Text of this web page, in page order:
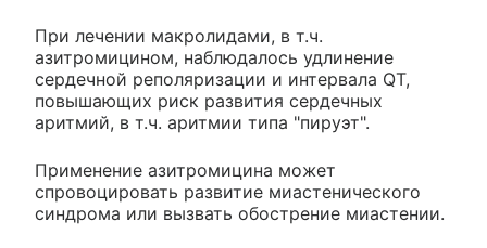
При лечении макролидами, в т.ч.
азитромицином, наблюдалось удлинение
сердечной реполяризации и интервала QT,
повышающих риск развития сердечных
аритмий, в т.ч. аритмии типа "пируэт".
Применение азитромицина может
спровоцировать развитие миастенического
синдрома или вызвать обострение миастении.